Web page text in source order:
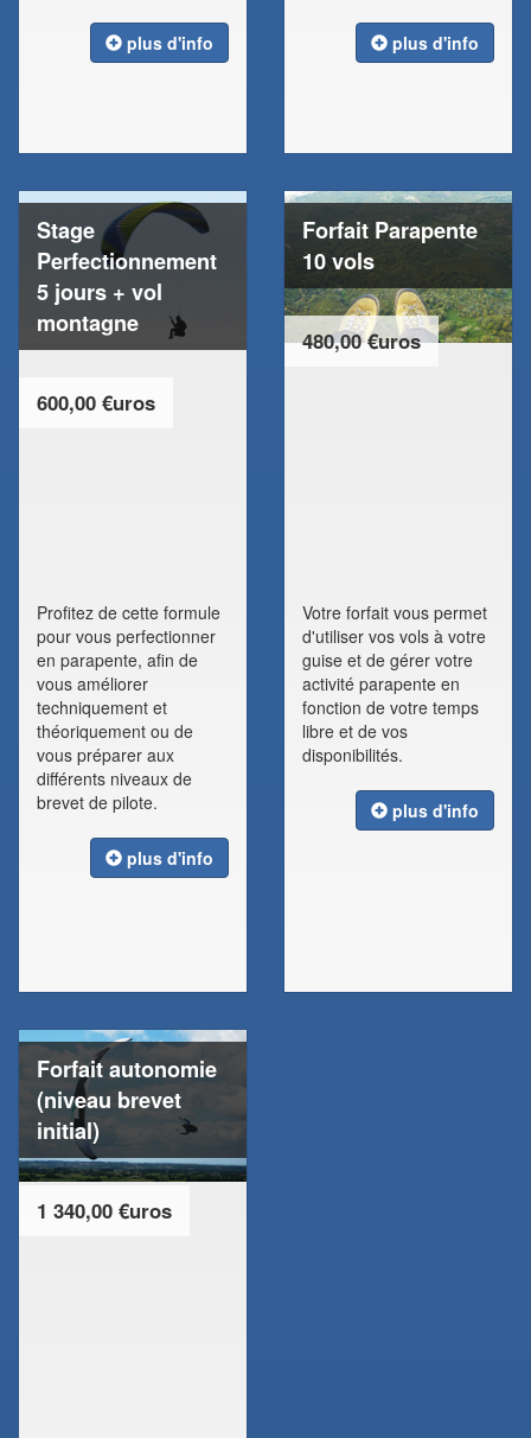
plus d'info plus d'info
Stage
Perfectionnement
5 jours + vol
montagne
600,00 €uros
Profitez de cette formule
pour vous perfectionner
en parapente, afin de
vous améliorer
techniquement et
théoriquement ou de
vous préparer aux
différents niveaux de
brevet de pilote.
plus d'info
Forfait Parapente
10 vols
480,00 €uros
Votre forfait vous permet
d'utiliser vos vols à votre
guise et de gérer votre
activité parapente en
fonction de votre temps
libre et de vos
disponibilités.
plus d'info
Forfait autonomie
(niveau brevet
initial)
1 340,00 €uros